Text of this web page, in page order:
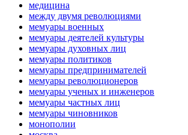
медицина
между двумя революциями
мемуары военных
мемуары деятелей культуры
мемуары духовных лиц
мемуары политиков
мемуары предпринимателей
мемуары революционеров
мемуары ученых и инженеров
мемуары частных лиц
мемуары чиновников
монополии